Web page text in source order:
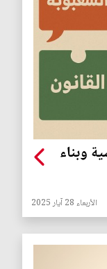
وبناء
الأربعاء 28 آيار 2025